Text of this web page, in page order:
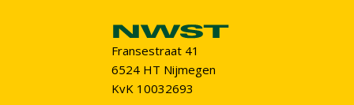
Fransestraat 41
6524 HT Nijmegen
KvK 10032693